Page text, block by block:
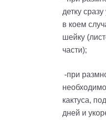
детку
в коем
шейку
части);
-при
кактуса,
дней и